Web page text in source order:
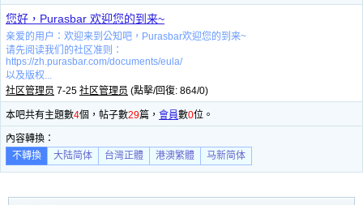
您好，Purasbar 欢迎您的到来~
亲爱的用户：欢迎来到公知吧，Purasbar欢迎您的到来~
请先阅读我们的社区准则：
https://zh.purasbar.com/documents/eula/
以及版权...
社区管理员 7-25 社区管理员 (點擊/回復: 864/0)
本吧共有主題數4個，帖子數29篇， 會員數0位。
內容轉換：
不轉換
大陆简体 台灣正體 港澳繁體 马新简体